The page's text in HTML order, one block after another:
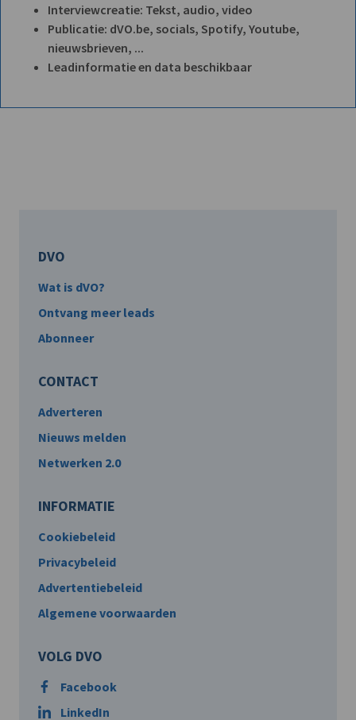
Interviewcreatie: Tekst, audio, video
Publicatie: dVO.be, socials, Spotify, Youtube,
nieuwsbrieven, ...
Leadinformatie en data beschikbaar
DVO
Wat is dVO?
Ontvang meer leads
Abonneer
CONTACT
Adverteren
Nieuws melden
Netwerken 2.0
INFORMATIE
Cookiebeleid
Privacybeleid
Advertentiebeleid
Algemene voorwaarden
VOLG DVO
Facebook
LinkedIn